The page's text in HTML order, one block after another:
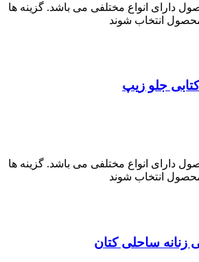
دارای انواع مختلفی می باشد. گزینه ها
انتخاب شوند
دارای انواع مختلفی می باشد. گزینه ها
انتخاب شوند